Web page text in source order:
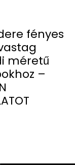
fényes
méretű
–